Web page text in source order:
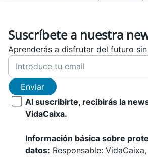
Suscríbete a nuestra
Aprenderás a disfrutar del futuro
Enviar
Al suscribirte, recibirás la
VidaCaixa.
Información básica sobre
datos: Responsable: